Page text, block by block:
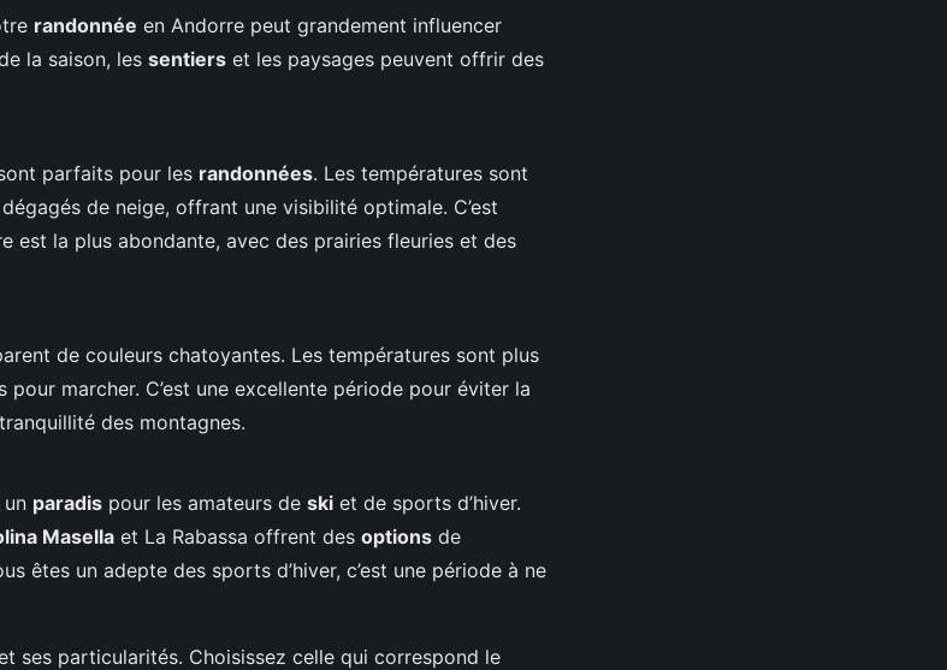
randonnée en Andorre peut grandement influencer
la saison, les sentiers et les paysages peuvent offrir des
parfaits pour les randonnées. Les températures sont
de neige, offrant une visibilité optimale. C’est
est la plus abondante, avec des prairies fleuries et des
de couleurs chatoyantes. Les températures sont plus
marcher. C’est une excellente période pour éviter la
des montagnes.
un paradis pour les amateurs de ski et de sports d’hiver.
Masella et La Rabassa offrent des options de
êtes un adepte des sports d’hiver, c’est une période à ne
ses particularités. Choisissez celle qui correspond le